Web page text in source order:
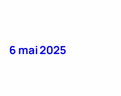
6 mai 2025